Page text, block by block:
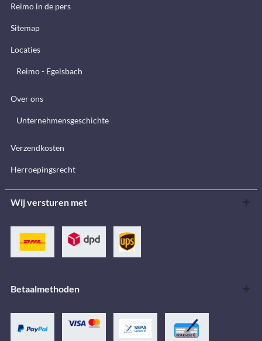
Reimo in de pers
Sitemap
Locaties
Reimo - Egelsbach
Over ons
Unternehmensgeschichte
Verzendkosten
Herroepingsrecht
Wij versturen met
Betaalmethoden